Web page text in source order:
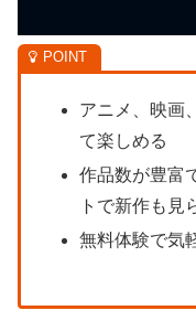
アニメ、映画
て楽しめる
作品数が豊富
トで新作も見
無料体験で気